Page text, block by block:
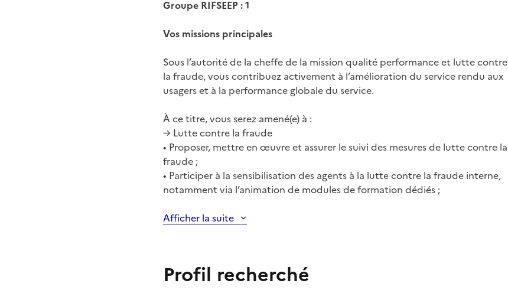
Groupe RIFSEEP : 1
Vos missions principales
Sous l’autorité de la cheffe de la mission qualité performance et lutte contre
la fraude, vous contribuez activement à l’amélioration du service rendu aux
usagers et à la performance globale du service.
À ce titre, vous serez amené(e) à :
→ Lutte contre la fraude
• Proposer, mettre en œuvre et assurer le suivi des mesures de lutte contre la
fraude ;
• Participer à la sensibilisation des agents à la lutte contre la fraude interne,
notamment via l’animation de modules de formation dédiés ;
Afficher la suite
Profil recherché